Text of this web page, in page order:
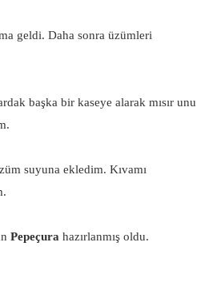
geldi. Daha sonra üzümleri
başka bir kaseye alarak mısır unu
suyuna ekledim. Kıvamı
Pepeçura hazırlanmış oldu.